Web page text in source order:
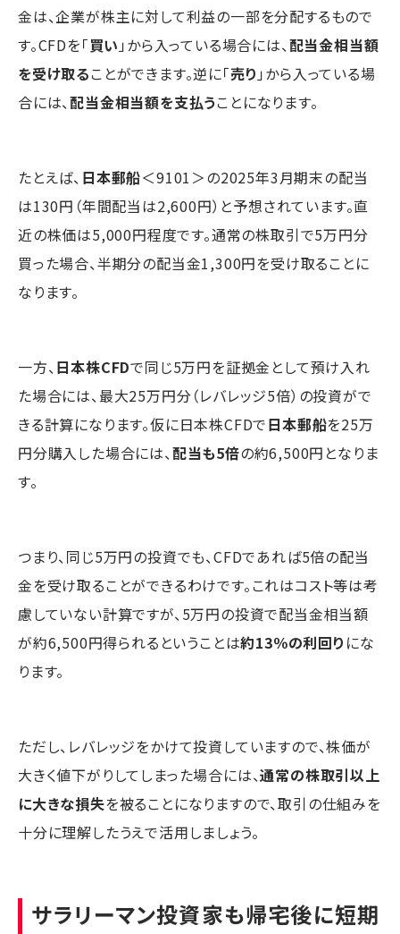
金は、企業が株主に対して利益の一部を分配するもので
す。CFDを「買い 」から入っている場合には、配当金相当額
を受け取ることができます。逆に「売り 」から入っている場
合には、配当金相当額を支払うことになります。
たとえば、 日本郵船＜9101＞の2025年3月期末の配当
は130円（年間配当は2,600円）と予想されています。直
近の株価は5,000円程度です。通常の株取引で5万円分
買った場合、半期分の配当金1,300円を受け取ることに
なります。
一方、日本株CFDで同じ5万円を証拠金として預け入れ
た場合には、最大25万円分（レバレッジ5倍）の投資がで
きる計算になります。仮に日本株CFDで日本郵船を25万
円分購入した場合には、配当も5倍の約6,500円となりま
す。
つまり、同じ5万円の投資でも、CFDであれば5倍の配当
金を受け取ることができるわけです。これはコスト等は考
慮していない計算ですが、5万円の投資で配当金相当額
が約6,500円得られるということは約13％の利回り にな
ります。
ただし、レバレッジをかけて投資していますので、株価が
大きく値下がりしてしまった場合には、通常の株取引以上
に大きな損失を被ることになりますので、取引の仕組みを
十分に理解したうえで活用しましょう。
サラリーマン投資家も帰宅後に短期